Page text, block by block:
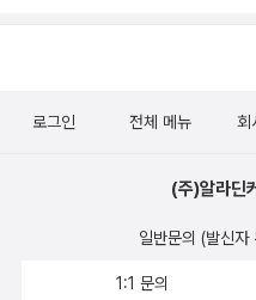
로그인 전체 메뉴 회
(주)알라딘
일반문의 (발신자
1:1 문의